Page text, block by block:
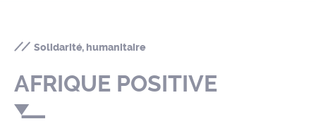
Solidarité, humanitaire
AFRIQUE POSITIVE